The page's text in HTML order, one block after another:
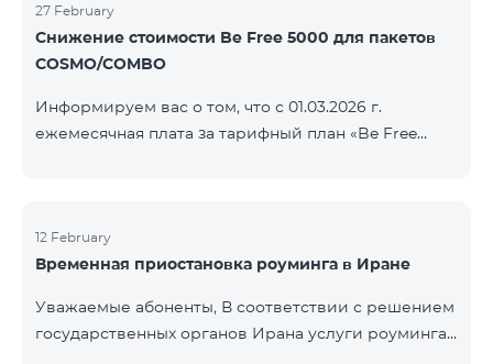
Дополнительная информация будет
предоставлена в случае изменения ситуации.
Благодарим за понимание.
27 February
Снижение стоимости Be Free 5000 для пакетов
COSMO/COMBO
Информируем вас о том, что с 01.03.2026 г.
ежемесячная плата за тарифный план «Be Free
тарифному плану могут все абоненты с активной
подпиской на пакеты услуг COSMO или COMBO. С
ознакомиться здесь.
12 February
Временная приостановка роуминга в Иране
Уважаемые абоненты, В соответствии с решением
государственных органов Ирана услуги роуминга